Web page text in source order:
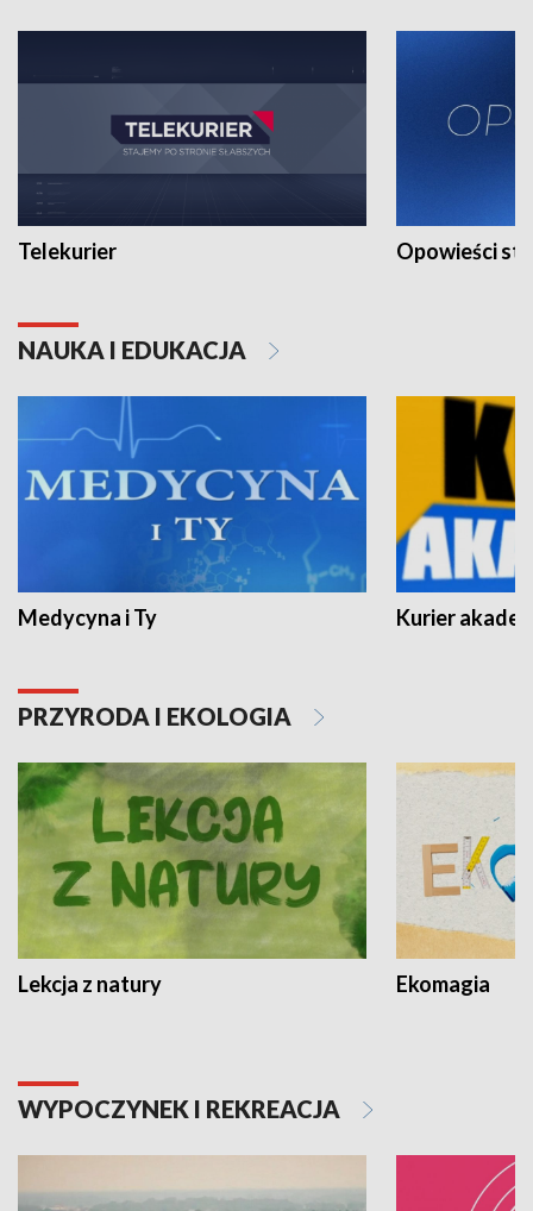
Telekurier Opowieści
NAUKA I EDUKACJA
Medycyna i Ty Kurier
PRZYRODA I EKOLOGIA
Lekcja z natury Ekomagia
WYPOCZYNEK I REKREACJA